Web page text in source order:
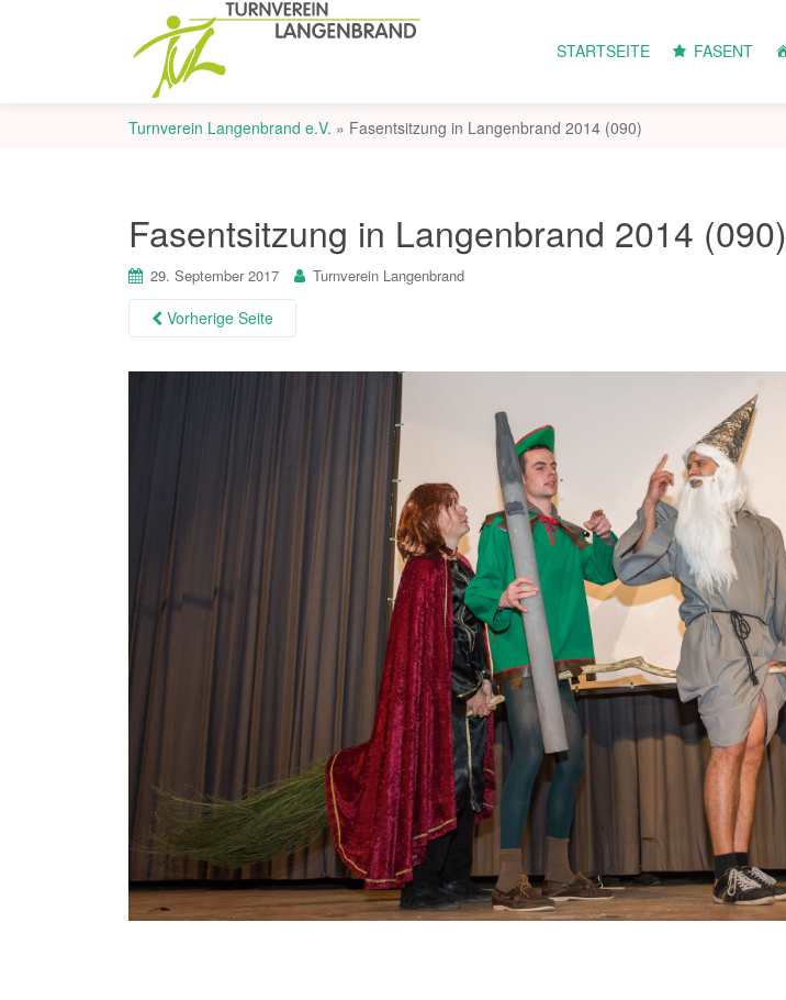
STARTSEITE FASENT
Turnverein Langenbrand e.V. » Fasentsitzung in Langenbrand 2014 (090)
Fasentsitzung in Langenbrand 2014 (090)
29. September 2017 Turnverein Langenbrand
Vorherige Seite